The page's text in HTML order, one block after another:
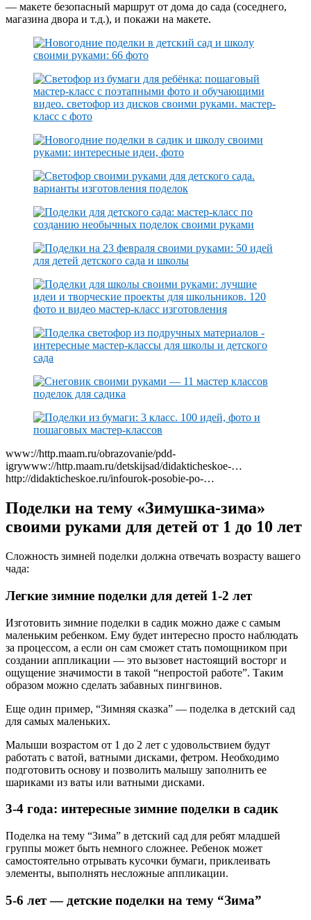
— макете безопасный маршрут от дома до сада (соседнего,
магазина двора и т.д.), и покажи на макете.
www://http.maam.ru/obrazovanie/pdd-
igrywww://http.maam.ru/detskijsad/didakticheskoe-…
http://didakticheskoe.ru/infourok-posobie-po-…
Поделки на тему «Зимушка-зима»
своими руками для детей от 1 до 10 лет
Сложность зимней поделки должна отвечать возрасту вашего
чада:
Легкие зимние поделки для детей 1-2 лет
Изготовить зимние поделки в садик можно даже с самым
маленьким ребенком. Ему будет интересно просто наблюдать
за процессом, а если он сам сможет стать помощником при
создании аппликации — это вызовет настоящий восторг и
ощущение значимости в такой “непростой работе”. Таким
образом можно сделать забавных пингвинов.
Еще один пример, “Зимняя сказка” — поделка в детский сад
для самых маленьких.
Малыши возрастом от 1 до 2 лет с удовольствием будут
работать с ватой, ватными дисками, фетром. Необходимо
подготовить основу и позволить малышу заполнить ее
шариками из ваты или ватными дисками.
3-4 года: интересные зимние поделки в садик
Поделка на тему “Зима” в детский сад для ребят младшей
группы может быть немного сложнее. Ребенок может
самостоятельно отрывать кусочки бумаги, приклеивать
элементы, выполнять несложные аппликации.
5-6 лет — детские поделки на тему “Зима”